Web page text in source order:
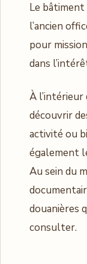
Le
l’ancien
pour
dans
À l’intérieur
découvrir
activité ou
également
Au sein du
douanières
consulter.